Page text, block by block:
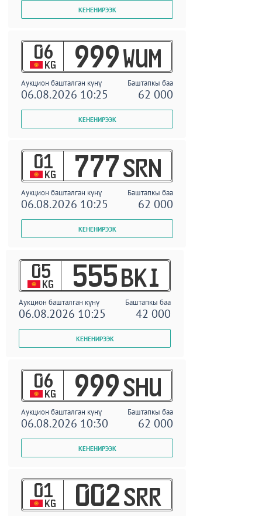
06
KG 999 WUM
Аукцион башталган күнү Баштапкы баа
06.08.2026 10:25 62 000
01
KG 777 SRN
Аукцион башталган күнү Баштапкы баа
06.08.2026 10:25 62 000
05
KG 555 BKI
Аукцион башталган күнү Баштапкы баа
06.08.2026 10:25 42 000
06
KG 999 SHU
Аукцион башталган күнү Баштапкы баа
06.08.2026 10:30 62 000
01
KG 002 SRR